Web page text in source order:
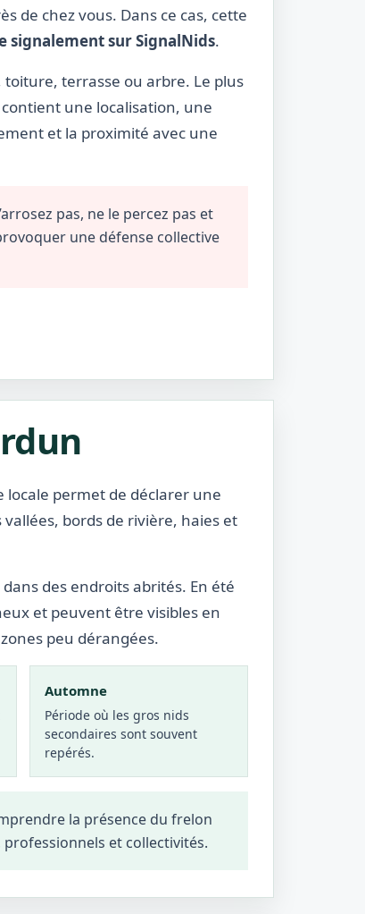
de chez vous. Dans ce cas, cette
signalement sur SignalNids.
terrasse ou arbre. Le plus
une localisation, une
et la proximité avec une
pas, ne le percez pas et
une défense collective
locale permet de déclarer une
bords de rivière, haies et
des endroits abrités. En été
et peuvent être visibles en
peu dérangées.
Automne
Période où les gros nids
secondaires sont souvent
repérés.
la présence du frelon
et collectivités.